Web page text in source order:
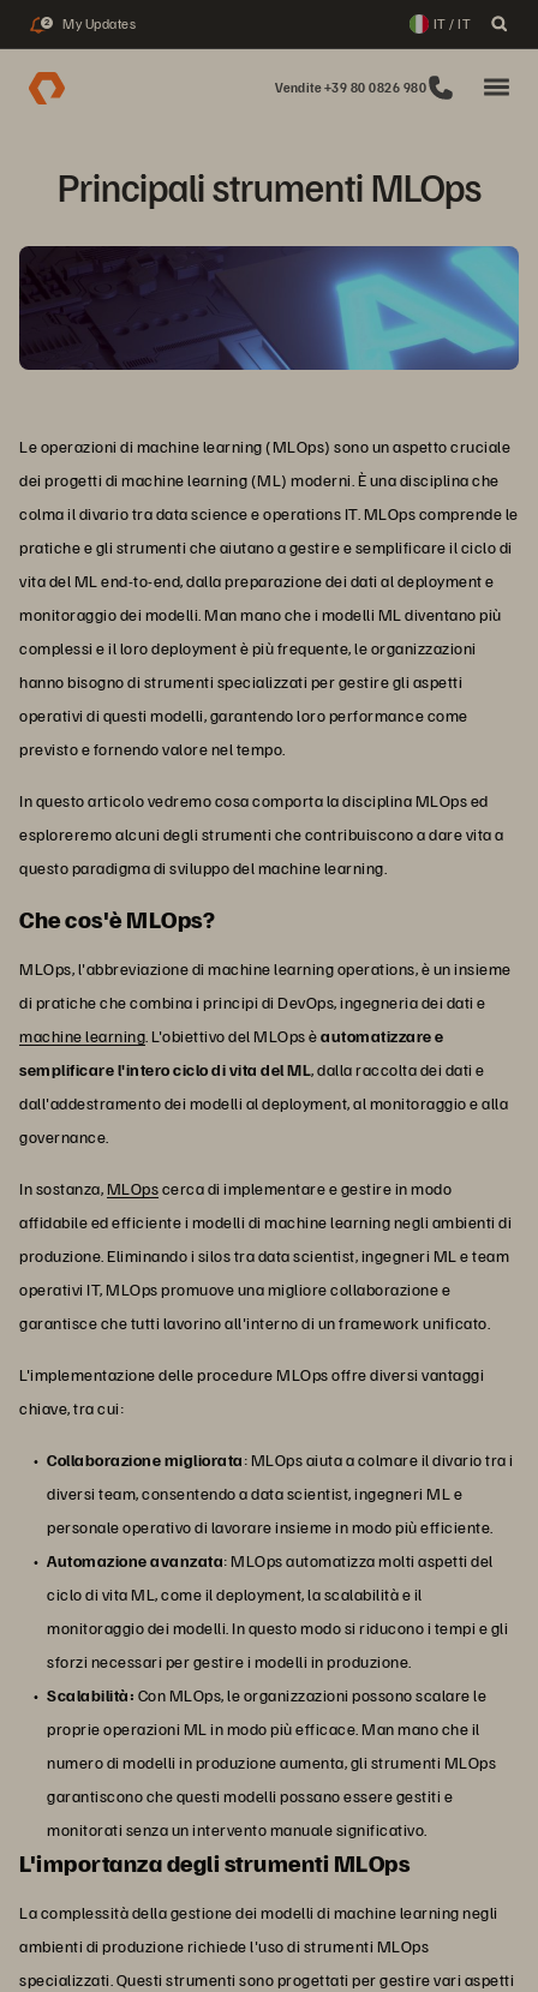
2 My Updates IT / IT
Vendite +39 80 0826 980
Principali strumenti MLOps
Le operazioni di machine learning (MLOps) sono un aspetto cruciale
dei progetti di machine learning (ML) moderni. È una disciplina che
colma il divario tra data science e operations IT. MLOps comprende le
pratiche e gli strumenti che aiutano a gestire e semplificare il ciclo di
vita del ML end-to-end, dalla preparazione dei dati al deployment e
monitoraggio dei modelli. Man mano che i modelli ML diventano più
complessi e il loro deployment è più frequente, le organizzazioni
hanno bisogno di strumenti specializzati per gestire gli aspetti
operativi di questi modelli, garantendo loro performance come
previsto e fornendo valore nel tempo.
In questo articolo vedremo cosa comporta la disciplina MLOps ed
esploreremo alcuni degli strumenti che contribuiscono a dare vita a
questo paradigma di sviluppo del machine learning.
Che cos'è MLOps?
MLOps, l'abbreviazione di machine learning operations, è un insieme
di pratiche che combina i principi di DevOps, ingegneria dei dati e
machine learning. L'obiettivo del MLOps èautomatizzare e
semplificare l'intero ciclo di vita del ML, dalla raccolta dei dati e
dall'addestramento dei modelli al deployment, al monitoraggio e alla
governance.
In sostanza,MLOpscerca di implementare e gestire in modo
affidabile ed efficiente i modelli di machine learning negli ambienti di
produzione. Eliminando i silos tra data scientist, ingegneri ML e team
operativi IT, MLOps promuove una migliore collaborazione e
garantisce che tutti lavorino all'interno di un framework unificato.
L'implementazione delle procedure MLOps offre diversi vantaggi
chiave, tra cui:
Collaborazione migliorata: MLOps aiuta a colmare il divario tra i
diversi team, consentendo a data scientist, ingegneri ML e
personale operativo di lavorare insieme in modo più efficiente.
Automazione avanzata: MLOps automatizza molti aspetti del
ciclo di vita ML, come il deployment, la scalabilità e il
monitoraggio dei modelli. In questo modo si riducono i tempi e gli
sforzi necessari per gestire i modelli in produzione.
Scalabilità: Con MLOps, le organizzazioni possono scalare le
proprie operazioni ML in modo più efficace. Man mano che il
numero di modelli in produzione aumenta, gli strumenti MLOps
garantiscono che questi modelli possano essere gestiti e
monitorati senza un intervento manuale significativo.
L'importanza degli strumenti MLOps
La complessità della gestione dei modelli di machine learning negli
ambienti di produzione richiede l'uso di strumenti MLOps
specializzati. Questi strumenti sono progettati per gestire vari aspetti